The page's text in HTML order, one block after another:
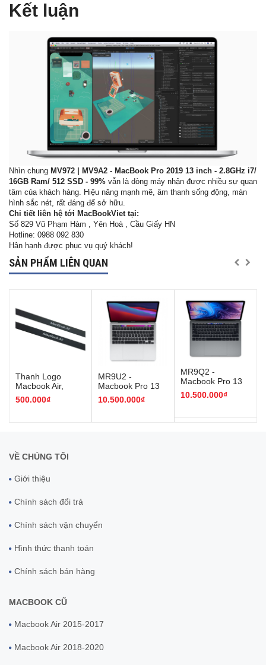
Kết luận
Nhìn chung MV972 | MV9A2 - MacBook Pro 2019 13 inch - 2.8GHz i7/
16GB Ram/ 512 SSD - 99% vẫn là dòng máy nhận được nhiều sự quan
tâm của khách hàng. Hiệu năng mạnh mẽ, âm thanh sống động, màn
hình sắc nét, rất đáng để sở hữu.
Chi tiết liên hệ tới MacBookViet tại:
Số 829 Vũ Phạm Hàm , Yên Hoà , Cầu Giấy HN
Hotline: 0988 092 830
Hân hạnh được phục vụ quý khách!
SẢN PHẨM LIÊN QUAN
Thanh Logo
Macbook Air,
Macbook Pro
2016 trở lên
500.000₫
MR9U2 -
Macbook Pro 13
inch 2018 Silver
Core I5 8GB
10.500.000₫
MR9Q2 -
Macbook Pro 13
inch 2018 Space
Gray Core I5 8GB
10.500.000₫
VỀ CHÚNG TÔI
Giới thiệu
Chính sách đổi trả
Chính sách vận chuyển
Hình thức thanh toán
Chính sách bán hàng
MACBOOK CŨ
Macbook Air 2015-2017
Macbook Air 2018-2020